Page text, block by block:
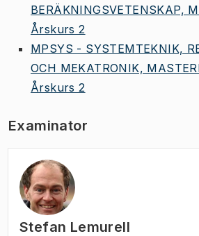
BERÄKNINGSVETENSKAP,
Årskurs 2
MPSYS - SYSTEMTEKNIK,
OCH MEKATRONIK,
Årskurs 2
Examinator
Stefan Lemurell